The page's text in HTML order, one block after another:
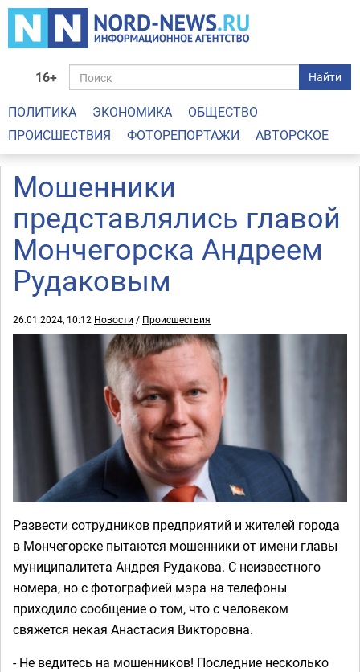
16+ Найти
ПОЛИТИКА ЭКОНОМИКА
ОБЩЕСТВО
ПРОИСШЕСТВИЯ
ФОТОРЕПОРТАЖИ АВТОРСКОЕ
Мошенники
представлялись главой
Мончегорска Андреем
Рудаковым
26.01.2024, 10:12 Новости / Происшествия
Развести сотрудников предприятий и жителей города
в Мончегорске пытаются мошенники от имени главы
муниципалитета Андрея Рудакова. С неизвестного
номера, но с фотографией мэра на телефоны
приходило сообщение о том, что с человеком
свяжется некая Анастасия Викторовна.
-Не ведитесь на мошенников! Последние несколько